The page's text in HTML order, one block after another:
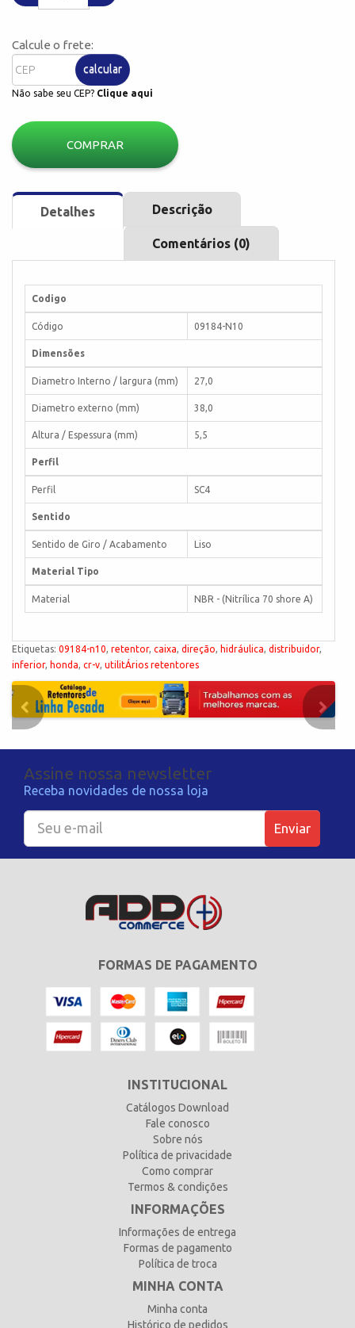
Calcule o frete:
calcular
Não sabe seu CEP? Clique aqui
COMPRAR
Detalhes Descrição
Comentários (0)
Codigo
Código 09184-N10
Dimensões
Diametro Interno / largura (mm) 27,0
Diametro externo (mm) 38,0
Altura / Espessura (mm) 5,5
Perfil
Perfil SC4
Sentido
Sentido de Giro / Acabamento Liso
Material Tipo
Material NBR - (Nitrílica 70 shore A)
Etiquetas: 09184-n10, retentor, caixa, direção, hidráulica, distribuidor,
inferior, honda, cr-v, utilitÁrios retentores
Assine nossa newsletter
Receba novidades de nossa loja
Enviar
FORMAS DE PAGAMENTO
INSTITUCIONAL
Catálogos Download
Fale conosco
Sobre nós
Política de privacidade
Como comprar
Termos & condições
INFORMAÇÕES
Informações de entrega
Formas de pagamento
Política de troca
MINHA CONTA
Minha conta
Histórico de pedidos